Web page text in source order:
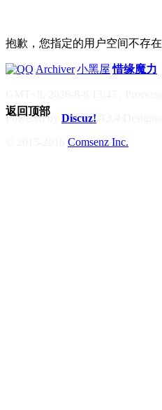
抱歉，您指定的用户空间不存在
Archiver|小黑屋|惜缘魔力
Powered by Discuz!
Comsenz Inc.
返回顶部